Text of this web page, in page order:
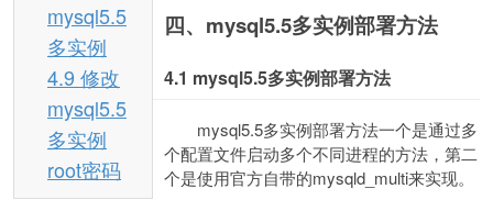
mysql5.5
多实例
4.9 修改
mysql5.5
多实例
root密码
四、mysql5.5多实例部署方法
4.1 mysql5.5多实例部署方法
mysql5.5多实例部署方法一个是通过多
个配置文件启动多个不同进程的方法，第二
个是使用官方自带的mysqld_multi来实现。